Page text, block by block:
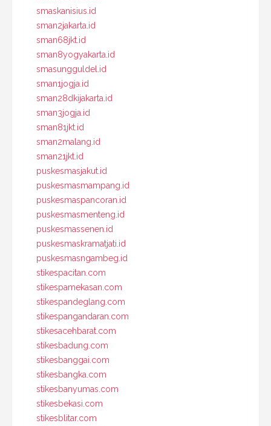
smaskanisius.id
sman2jakarta.id
sman68jkt.id
sman8yogyakarta.id
smasungguldel.id
sman1jogja.id
sman28dkijakarta.id
sman3jogja.id
sman81jkt.id
sman2malang.id
sman21jkt.id
puskesmasjakut.id
puskesmasmampang.id
puskesmaspancoran.id
puskesmasmenteng.id
puskesmassenen.id
puskesmaskramatjati.id
puskesmasngambeg.id
stikespacitan.com
stikespamekasan.com
stikespandeglang.com
stikespangandaran.com
stikesacehbarat.com
stikesbadung.com
stikesbanggai.com
stikesbangka.com
stikesbanyumas.com
stikesbekasi.com
stikesblitar.com